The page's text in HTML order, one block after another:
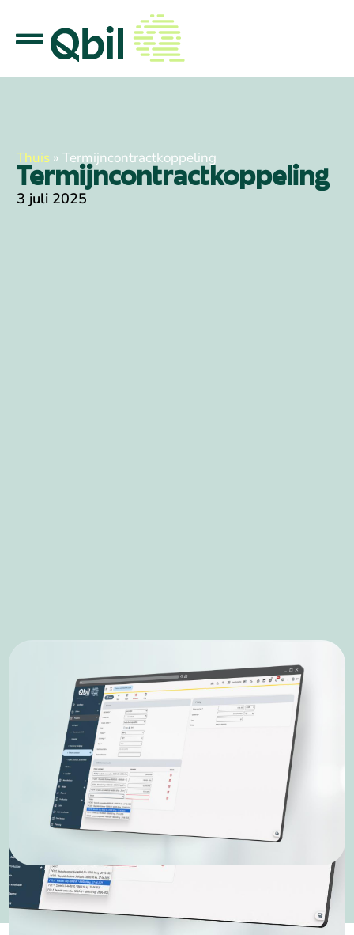
Thuis »Termijncontractkoppeling
Termijncontractkoppeling
3 juli 2025